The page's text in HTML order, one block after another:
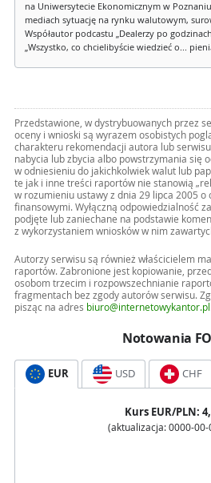
na Uniwersytecie Ekonomicznym w
mediach sytuację na rynku walutowym,
Współautor podcastu „Dealerzy po
„Wszystko, co chcielibyście wiedzieć o...
Przedstawione, w dystrybuowanych przez
oceny i wnioski są wyrazem osobistych
charakteru rekomendacji autora lub
nabycia lub zbycia albo powstrzymania się
w odniesieniu do jakichkolwiek walut lub
te jak i inne treści raportów nie stanowią
w rozumieniu ustawy z dnia 29 lipca 2005
finansowymi. Wyłączną odpowiedzialność
podjęte lub zaniechane na podstawie
z wykorzystaniem wniosków w nim
Autorzy serwisu są również właścicielem
raportów. Zabronione jest kopiowanie,
osobom trzecim i rozpowszechnianie
fragmentach bez zgody autorów serwisu.
pisząc na adres biuro@internetowykantor.pl
Notowania
EUR USD CHF
Kurs EUR/PLN:
(aktualizacja: 0000-00-